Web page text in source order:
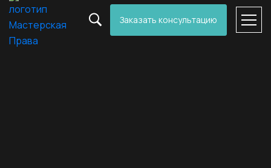
Заказать консультацию